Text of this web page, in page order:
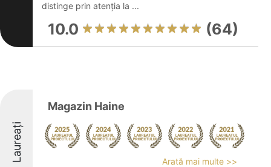
distinge prin atenția la ...
10.0 (64)
Laureați
Magazin Haine
Arată mai multe >>